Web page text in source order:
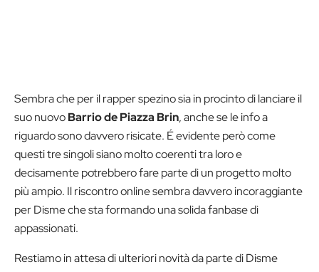
Sembra che per il rapper spezino sia in procinto di lanciare il
suo nuovoBarrio de Piazza Brin, anche se le info a
riguardo sono davvero risicate. É evidente però come
questi tre singoli siano molto coerenti tra loro e
decisamente potrebbero fare parte di un progetto molto
più ampio. Il riscontro online sembra davvero incoraggiante
per Disme che sta formando una solida fanbase di
appassionati.
Restiamo in attesa di ulteriori novità da parte di Disme